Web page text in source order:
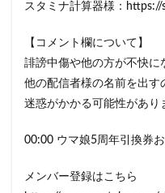
スタミナ計算器様：
【コメント欄について】
誹謗中傷や他の方が不快に
他の配信者様の名前を出す
迷惑がかかる可能性があり
00:00 ウマ娘5周年引換券
メンバー登録はこちら